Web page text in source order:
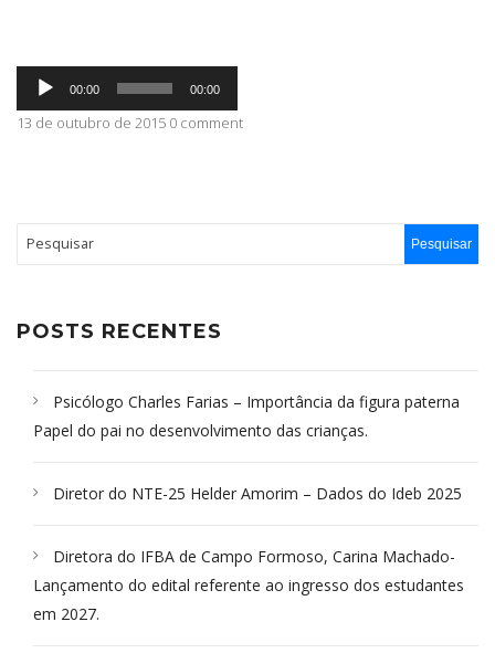
CONTATO
Tocador
áudio
00:00 00:00
13 de outubro de 2015 0 comment
POSTS RECENTES
Psicólogo Charles Farias – Importância da figura paterna
Papel do pai no desenvolvimento das crianças.
Diretor do NTE-25 Helder Amorim – Dados do Ideb 2025
Diretora do IFBA de Campo Formoso, Carina Machado-
Lançamento do edital referente ao ingresso dos estudantes
em 2027.